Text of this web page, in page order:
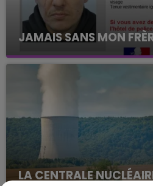
JAMAIS SANS MON
Julien Fourel n'a plus
mois. Sa sœur poursuit ses
retrouver.
LA CENTRALE